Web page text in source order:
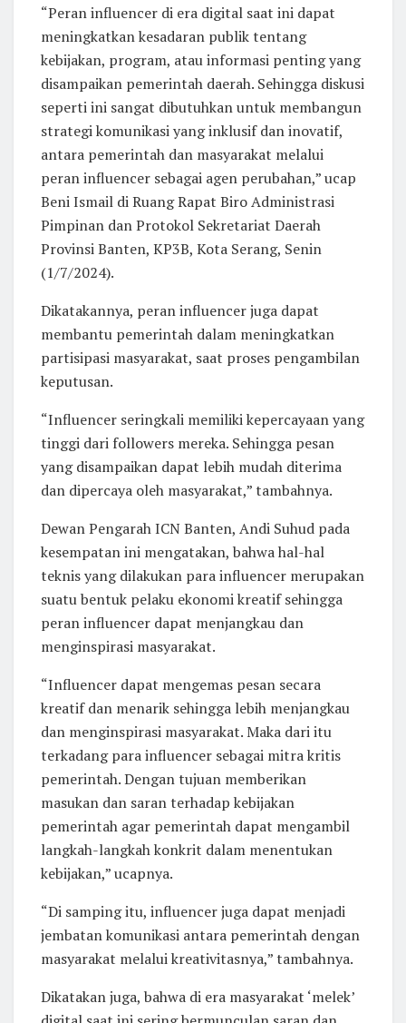
“Peran influencer di era digital saat ini dapat
meningkatkan kesadaran publik tentang
kebijakan, program, atau informasi penting yang
disampaikan pemerintah daerah. Sehingga diskusi
seperti ini sangat dibutuhkan untuk membangun
strategi komunikasi yang inklusif dan inovatif,
antara pemerintah dan masyarakat melalui
peran influencer sebagai agen perubahan,” ucap
Beni Ismail di Ruang Rapat Biro Administrasi
Pimpinan dan Protokol Sekretariat Daerah
Provinsi Banten, KP3B, Kota Serang, Senin
(1/7/2024).
Dikatakannya, peran influencer juga dapat
membantu pemerintah dalam meningkatkan
partisipasi masyarakat, saat proses pengambilan
keputusan.
“Influencer seringkali memiliki kepercayaan yang
tinggi dari followers mereka. Sehingga pesan
yang disampaikan dapat lebih mudah diterima
dan dipercaya oleh masyarakat,” tambahnya.
Dewan Pengarah ICN Banten, Andi Suhud pada
kesempatan ini mengatakan, bahwa hal-hal
teknis yang dilakukan para influencer merupakan
suatu bentuk pelaku ekonomi kreatif sehingga
peran influencer dapat menjangkau dan
menginspirasi masyarakat.
“Influencer dapat mengemas pesan secara
kreatif dan menarik sehingga lebih menjangkau
dan menginspirasi masyarakat. Maka dari itu
terkadang para influencer sebagai mitra kritis
pemerintah. Dengan tujuan memberikan
masukan dan saran terhadap kebijakan
pemerintah agar pemerintah dapat mengambil
langkah-langkah konkrit dalam menentukan
kebijakan,” ucapnya.
“Di samping itu, influencer juga dapat menjadi
jembatan komunikasi antara pemerintah dengan
masyarakat melalui kreativitasnya,” tambahnya.
Dikatakan juga, bahwa di era masyarakat ‘melek’